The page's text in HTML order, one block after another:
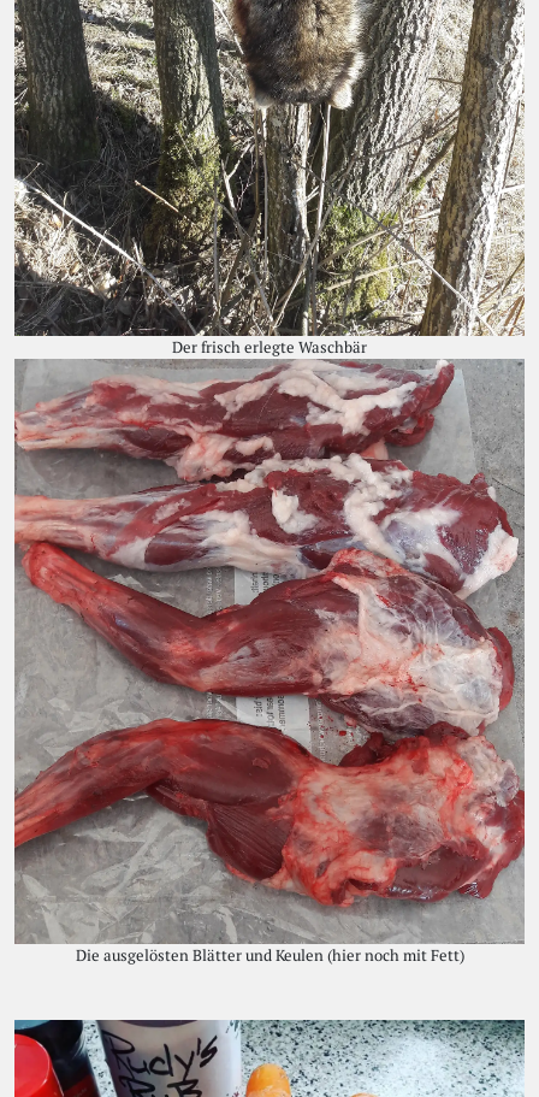
Der frisch erlegte Waschbär
Die ausgelösten Blätter und Keulen (hier noch mit Fett)